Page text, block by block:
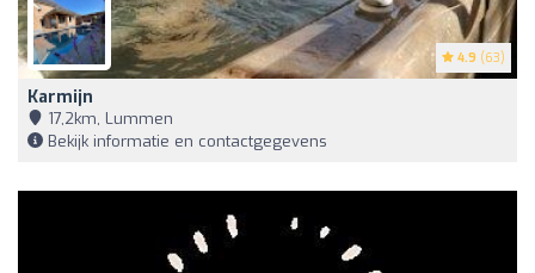
4.9 (63)
Karmijn
17,2km, Lummen
Bekijk informatie en contactgegevens